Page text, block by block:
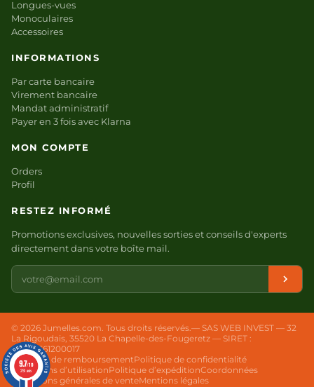
Longues-vues
Monoculaires
Accessoires
INFORMATIONS
Par carte bancaire
Virement bancaire
Mandat administratif
Payer en 3 fois avec Klarna
MON COMPTE
Orders
Profil
RESTEZ INFORMÉ
Promotions exclusives, nouvelles sorties et conseils d'experts
directement dans votre boîte mail.
Votre
© 2026 Jumelles.com. Tous droits réservés. — SAS WEB INVEST — 32
La Rigoudais, 35520 La Chapelle-des-Fougeretz — SIRET :
98340661200017
Politique de remboursementPolitique de confidentialité
Conditions d’utilisationPolitique d’expéditionCoordonnées
Conditions générales de venteMentions légales
9.7/10
251 avis
9.7/10
251 avis
9.7/10
251 avis